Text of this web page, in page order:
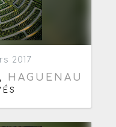
2017
, HAGUENAU